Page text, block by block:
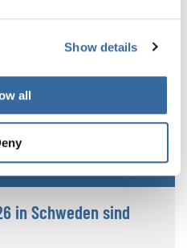
Show details
all
in Schweden sind